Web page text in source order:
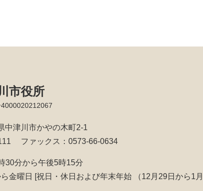
市役所
中津川市かやの木町2-1
ファックス：0573-66-0634
30分から午後5時15分
金曜日 [祝日・休日および年末年始
（12月29日から1